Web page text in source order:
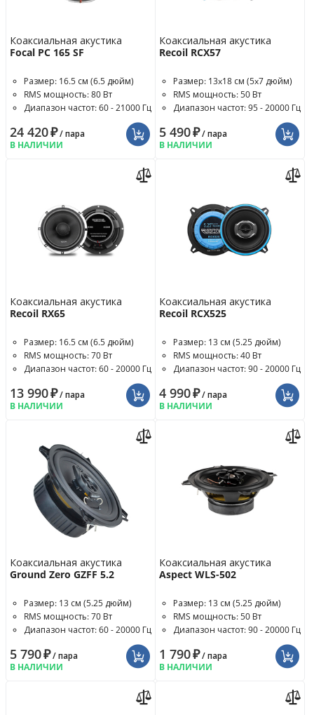
Коаксиальная акустика
Focal PC 165 SF
Размер: 16.5 см (6.5 дюйм)
RMS мощность: 80 Вт
Диапазон частот: 60 - 21000 Гц
24 420₽/ пара
В НАЛИЧИИ
Коаксиальная акустика
Recoil RCX57
Размер: 13x18 см (5x7 дюйм)
RMS мощность: 50 Вт
Диапазон частот: 95 - 20000 Гц
5 490₽/ пара
В НАЛИЧИИ
Коаксиальная акустика
Recoil RX65
Размер: 16.5 см (6.5 дюйм)
RMS мощность: 70 Вт
Диапазон частот: 60 - 20000 Гц
13 990₽/ пара
В НАЛИЧИИ
Коаксиальная акустика
Recoil RCX525
Размер: 13 см (5.25 дюйм)
RMS мощность: 40 Вт
Диапазон частот: 90 - 20000 Гц
4 990₽/ пара
В НАЛИЧИИ
Коаксиальная акустика
Ground Zero GZFF 5.2
Размер: 13 см (5.25 дюйм)
RMS мощность: 70 Вт
Диапазон частот: 60 - 20000 Гц
5 790₽/ пара
В НАЛИЧИИ
Коаксиальная акустика
Aspect WLS-502
Размер: 13 см (5.25 дюйм)
RMS мощность: 50 Вт
Диапазон частот: 90 - 20000 Гц
1 790₽/ пара
В НАЛИЧИИ